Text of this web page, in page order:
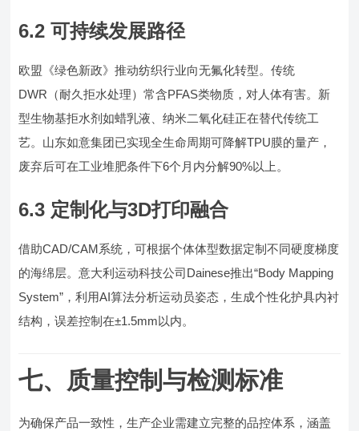
6.2 可持续发展路径
欧盟《绿色新政》推动纺织行业向无氟化转型。传统
DWR（耐久拒水处理）常含PFAS类物质，对人体有害。新
型生物基拒水剂如蜡乳液、纳米二氧化硅正在替代传统工
艺。山东如意集团已实现全生命周期可降解TPU膜的量产，
废弃后可在工业堆肥条件下6个月内分解90%以上。
6.3 定制化与3D打印融合
借助CAD/CAM系统，可根据个体体型数据定制不同硬度梯度
的海绵层。意大利运动科技公司Dainese推出“Body Mapping
System”，利用AI算法分析运动员姿态，生成个性化护具内衬
结构，误差控制在±1.5mm以内。
七、质量控制与检测标准
为确保产品一致性，生产企业需建立完整的品控体系，涵盖